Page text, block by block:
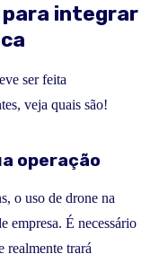
integrar
ser feita
veja quais são!
operação
o uso de drone na
empresa. É necessário
realmente trará